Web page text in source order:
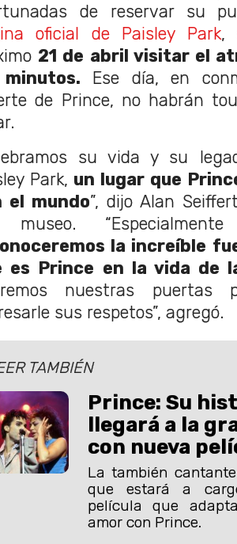
de reservar su
oficial de Paisley Park,
21 de abril visitar el
Ese día, en
de Prince, no habrán
su vida y su
Park, un lugar que
el mundo”, dijo Alan
museo.
la increíble
es Prince en la vida de
nuestras puertas
sus respetos”, agregó.
TAMBIÉN
Prince: Su
llegará a la
con nueva
La también
que estará a
película que
amor con Prince.